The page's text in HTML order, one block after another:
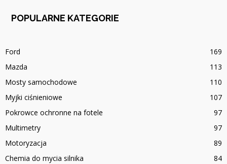
POPULARNE KATEGORIE
Ford
169
Mazda
113
Mosty samochodowe
110
Myjki ciśnieniowe
107
Pokrowce ochronne na fotele
97
Multimetry
97
Motoryzacja
89
Chemia do mycia silnika
84